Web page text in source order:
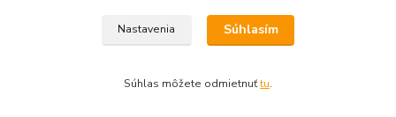
Vytvorené na Eshop-rychlo.sk
Nastavenia Súhlasím
Súhlas môžete odmietnuťtu.